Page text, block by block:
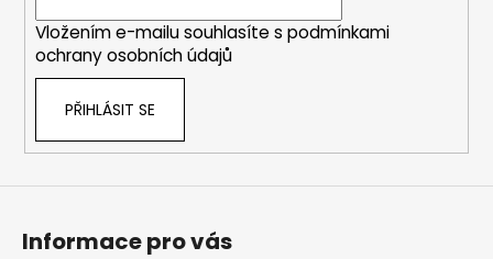
e
n
a
í
Vložením e-mailu souhlasíte s podmínkami
ochrany osobních údajů
PŘIHLÁSIT SE
Informace pro vás